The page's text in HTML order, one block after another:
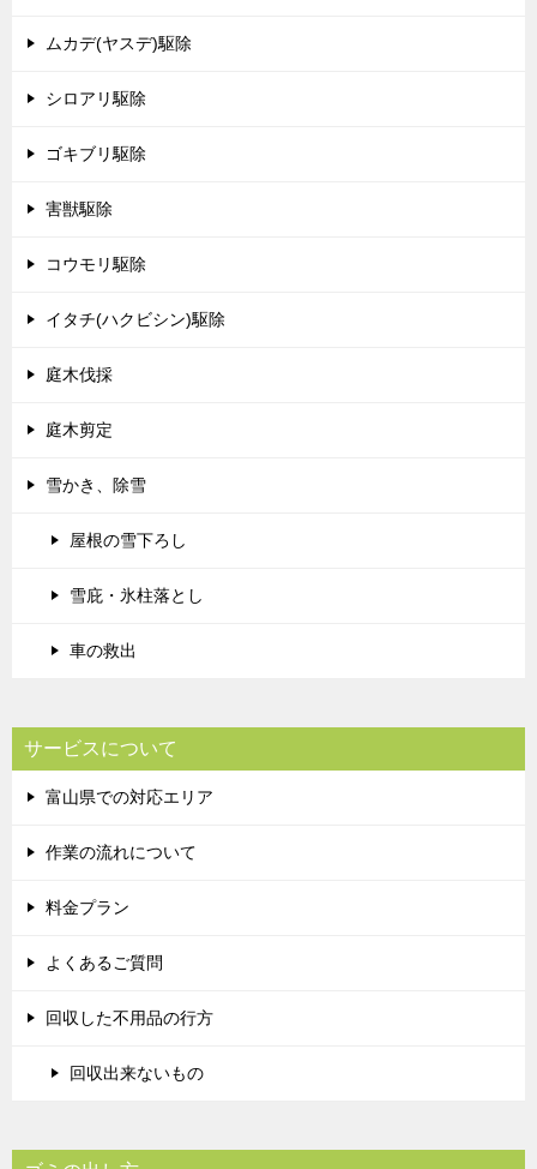
ムカデ(ヤスデ)駆除
シロアリ駆除
ゴキブリ駆除
害獣駆除
コウモリ駆除
イタチ(ハクビシン)駆除
庭木伐採
庭木剪定
雪かき、除雪
屋根の雪下ろし
雪庇・氷柱落とし
車の救出
サービスについて
富山県での対応エリア
作業の流れについて
料金プラン
よくあるご質問
回収した不用品の行方
回収出来ないもの